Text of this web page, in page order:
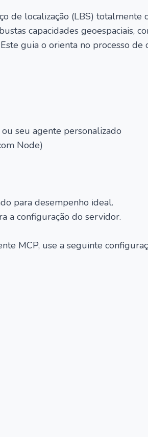
de localização (LBS)
capacidades geoespaciais,
guia o orienta no processo de
seu agente personalizado
Node)
para desempenho ideal.
a configuração do servidor.
MCP, use a seguinte